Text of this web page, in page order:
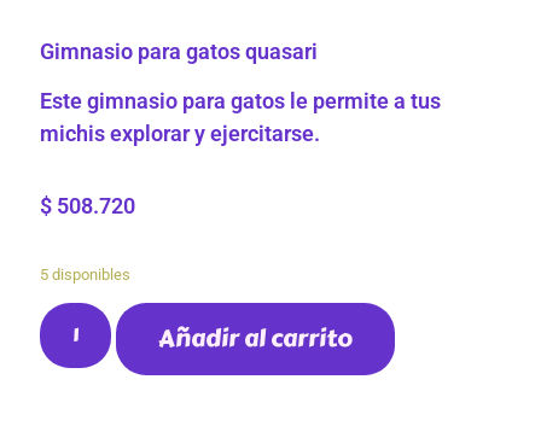
Gimnasio para gatos quasari
Este gimnasio para gatos le permite a tus
michis explorar y ejercitarse.
$ 508.720
5 disponibles
Añadir al carrito